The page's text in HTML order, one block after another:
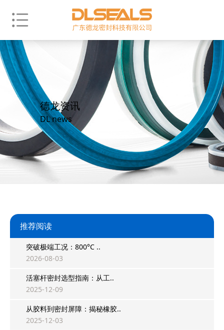
德龙资讯
DL news
推荐阅读
突破极端工况：800°C ..
2026-08-03
活塞杆密封选型指南：从工..
2025-12-09
从胶料到密封屏障：揭秘橡胶..
2025-12-03